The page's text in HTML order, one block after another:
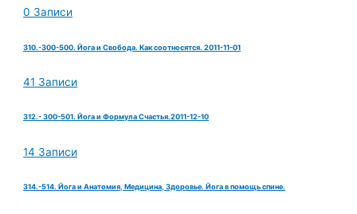
0 Записи
310.-300-500. Йога и Свобода. Как соотносятся. 2011-11-01
41 Записи
312.- 300-501. Йога и Формула Счастья.2011-12-10
14 Записи
314.-514. Йога и Анатомия, Медицина, Здоровье. Йога в помощь спине.